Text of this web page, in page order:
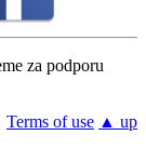
za podporu
Terms of use ▲ up